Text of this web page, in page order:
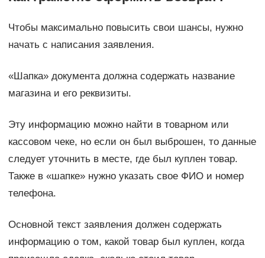
Чтобы максимально повысить свои шансы, нужно
начать с написания заявления.
«Шапка» документа должна содержать название
магазина и его реквизиты.
Эту информацию можно найти в товарном или
кассовом чеке, но если он был выброшен, то данные
следует уточнить в месте, где был куплен товар.
Также в «шапке» нужно указать свое ФИО и номер
телефона.
Основной текст заявления должен содержать
информацию о том, какой товар был куплен, когда